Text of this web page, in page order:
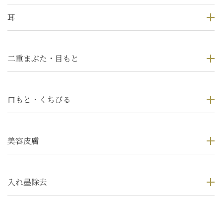
耳
二重まぶた・目もと
口もと・くちびる
美容皮膚
入れ墨除去